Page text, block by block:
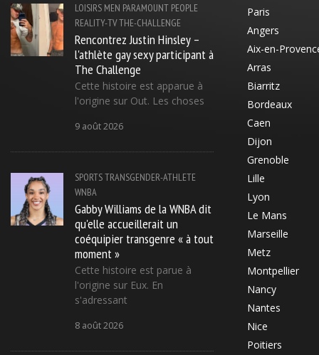
LOISIRS MEN PARAMOUNT PEOPLE
REALITY-TVTHE-CHALLENGE
Rencontrez Justin Hinsley –
l'athlète gay sexy participant à
The Challenge
Cette histoire est apparue à
l'origine sur Out. Les choses
9 août 2026
SPORTSTRANSGENDER-ATHLETE
WNBA
Gabby Williams de la WNBA dit
qu'elle accueillerait un
coéquipier transgenre « à tout
moment »
Cette histoire est parue à
l'origine sur Eux. En
s'adressant
8 août 2026
Paris
Angers
Aix-en-
Arras
Biarritz
Bordeaux
Caen
Dijon
Grenoble
Lille
Lyon
Le Mans
Marseille
Metz
Montpellier
Nancy
Nantes
Nice
Poitiers